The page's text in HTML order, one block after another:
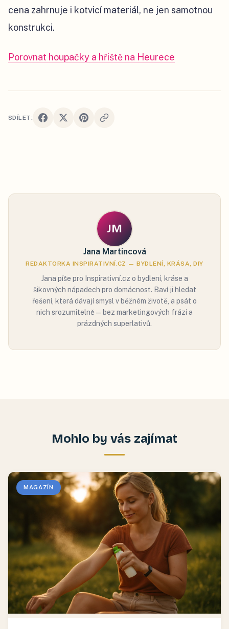
cena zahrnuje i kotvicí materiál, ne jen samotnou
konstrukci.
Porovnat houpačky a hřiště na Heurece
SDÍLET:
JM
Jana Martincová
REDAKTORKA INSPIRATIVNÍ.CZ — BYDLENÍ, KRÁSA, DIY
Jana píše pro Inspirativní.cz o bydlení, kráse a
šikovných nápadech pro domácnost. Baví ji hledat
řešení, která dávají smysl v běžném životě, a psát o
nich srozumitelně — bez marketingových frází a
prázdných superlativů.
Mohlo by vás zajímat
MAGAZÍN